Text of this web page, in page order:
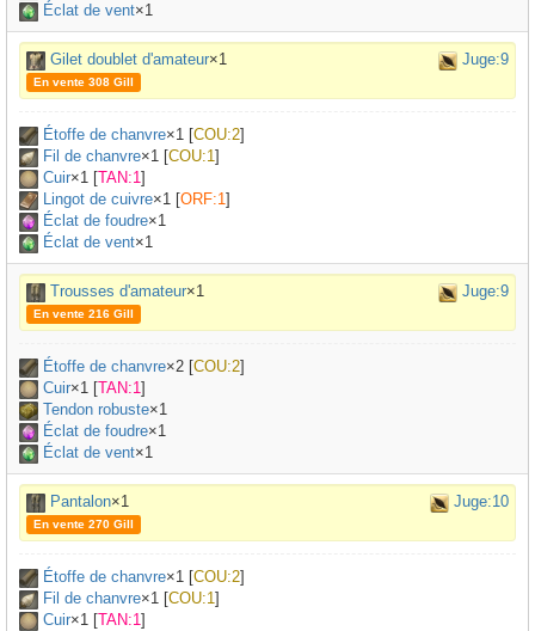
Éclat de vent×1
Gilet doublet d'amateur×1 Juge:9
En vente 308 Gill
Étoffe de chanvre×1 [COU:2]
Fil de chanvre×1 [COU:1]
Cuir×1 [TAN:1]
Lingot de cuivre×1 [ORF:1]
Éclat de foudre×1
Éclat de vent×1
Trousses d'amateur×1 Juge:9
En vente 216 Gill
Étoffe de chanvre×2 [COU:2]
Cuir×1 [TAN:1]
Tendon robuste×1
Éclat de foudre×1
Éclat de vent×1
Pantalon×1 Juge:10
En vente 270 Gill
Étoffe de chanvre×1 [COU:2]
Fil de chanvre×1 [COU:1]
Cuir×1 [TAN:1]